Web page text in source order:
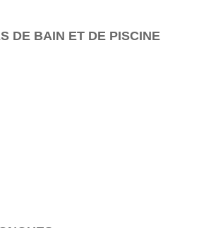
DE BAIN ET DE PISCINE